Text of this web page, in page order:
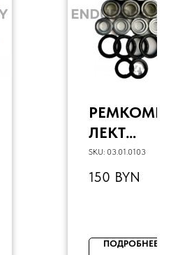
РЕМКОМП
ЛЕКТ
ТРЕУГОЛЬ
НИКА
CX250/300
SKU: 03.01.0103
150 BYN
ПОДРОБНЕЕ